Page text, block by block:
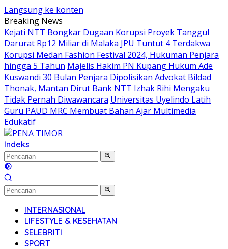
Langsung ke konten
Breaking News
Kejati NTT Bongkar Dugaan Korupsi Proyek Tanggul
Darurat Rp12 Miliar di Malaka JPU Tuntut 4 Terdakwa
Korupsi Medan Fashion Festival 2024, Hukuman Penjara
hingga 5 Tahun Majelis Hakim PN Kupang Hukum Ade
Kuswandi 30 Bulan Penjara Dipolisikan Advokat Bildad
Thonak, Mantan Dirut Bank NTT Izhak Rihi Mengaku
Tidak Pernah Diwawancara Universitas Uyelindo Latih
Guru PAUD MRC Membuat Bahan Ajar Multimedia
Edukatif
Indeks
INTERNASIONAL
LIFESTYLE & KESEHATAN
SELEBRITI
SPORT